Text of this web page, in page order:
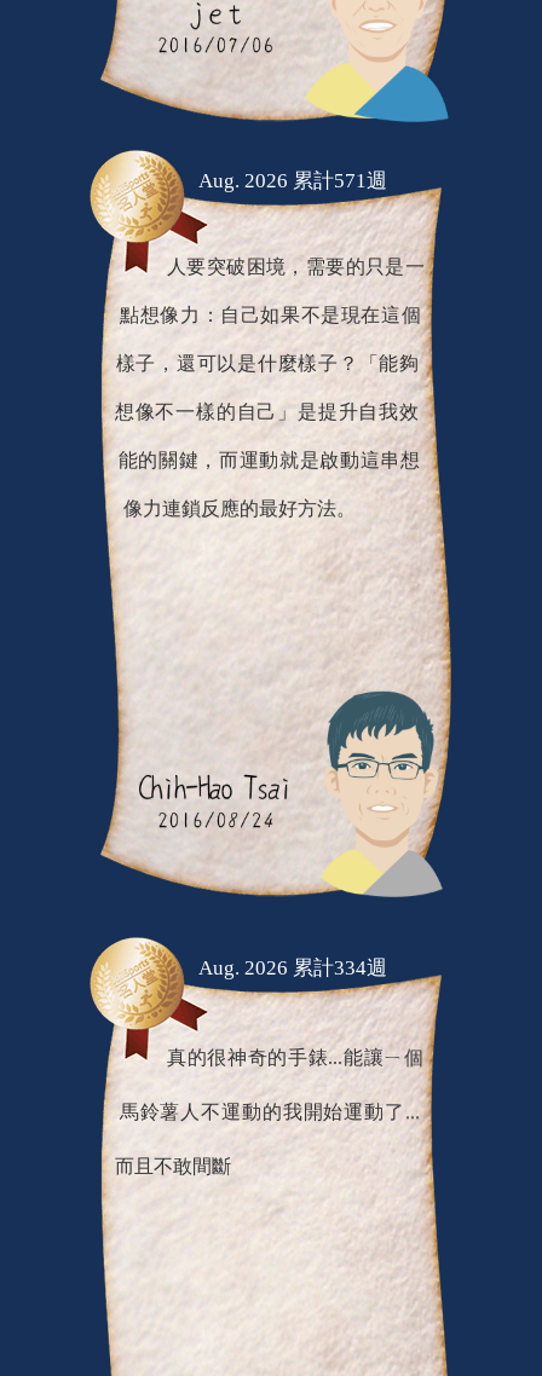
Aug. 2026 累計571週
人要突破困境，需要的只是一
點想像力：自己如果不是現在這個
樣子，還可以是什麼樣子？「能夠
想像不一樣的自己」是提升自我效
能的關鍵，而運動就是啟動這串想
Aug. 2026 累計334週
真的很神奇的手錶...能讓ㄧ個
馬鈴薯人不運動的我開始運動了...
而且不敢間斷